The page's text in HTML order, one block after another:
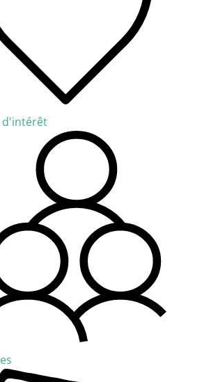
d'intérêt